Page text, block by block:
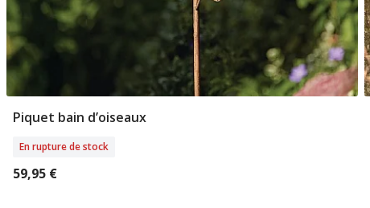
Rupture De Stock
Piquet bain d’oiseaux
En rupture de stock
59,95 €